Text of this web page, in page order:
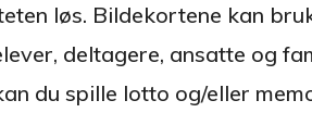
løs. Bildekortene kan
deltagere, ansatte og
du spille lotto og/eller